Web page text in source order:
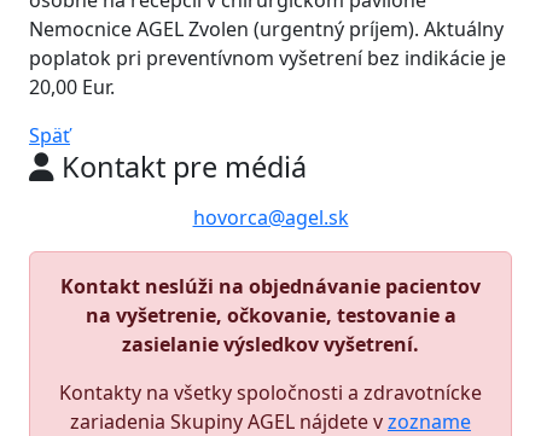
Nemocnice AGEL Zvolen (urgentný príjem). Aktuálny
poplatok pri preventívnom vyšetrení bez indikácie je
20,00 Eur.
Späť
Kontakt pre médiá
hovorca@agel.sk
Kontakt neslúži na objednávanie pacientov
na vyšetrenie, očkovanie, testovanie a
zasielanie výsledkov vyšetrení.
Kontakty na všetky spoločnosti a zdravotnícke
zariadenia Skupiny AGEL nájdete vzozname